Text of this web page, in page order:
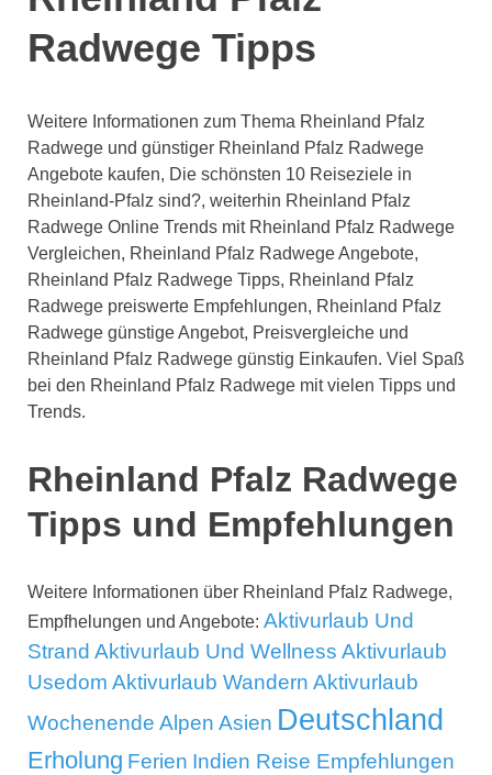
Radwege Tipps
Weitere Informationen zum Thema Rheinland Pfalz
Radwege und günstiger Rheinland Pfalz Radwege
Angebote kaufen, Die schönsten 10 Reiseziele in
Rheinland-Pfalz sind?, weiterhin Rheinland Pfalz
Radwege Online Trends mit Rheinland Pfalz Radwege
Vergleichen, Rheinland Pfalz Radwege Angebote,
Rheinland Pfalz Radwege Tipps, Rheinland Pfalz
Radwege preiswerte Empfehlungen, Rheinland Pfalz
Radwege günstige Angebot, Preisvergleiche und
Rheinland Pfalz Radwege günstig Einkaufen. Viel Spaß
bei den Rheinland Pfalz Radwege mit vielen Tipps und
Trends.
Rheinland Pfalz Radwege
Tipps und Empfehlungen
Weitere Informationen über Rheinland Pfalz Radwege,
Empfhelungen und Angebote: Aktivurlaub Und
Strand Aktivurlaub Und Wellness Aktivurlaub
Usedom Aktivurlaub Wandern Aktivurlaub
Wochenende Alpen Asien Deutschland
Erholung Ferien Indien Reise Empfehlungen